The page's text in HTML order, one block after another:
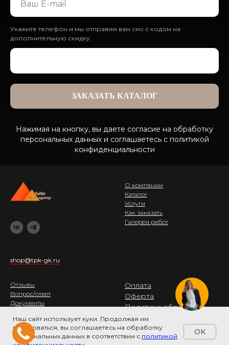
Укажите телефон и мы отправим вам смс с кодом на
дополнительную скидку
ЗАКАЗАТЬ КАТАЛОГ
Нажимая на кнопку, вы даете согласие на обработку
персональных данных и соглашаетесь c политикой
конфиденциальности
shop@tpk-gk.ru
О компании
Каталог
Услуги
Как заказать
Галерея работ
Отзывы
Вопрос/ответ
Документы
Контакты
Оплата
Оферта
Политика обработки
данных
Наш сайт использует куки. Продолжая им
пользоваться, вы соглашаетесь на обработку
персональных данных в соответствии с политикой
OK